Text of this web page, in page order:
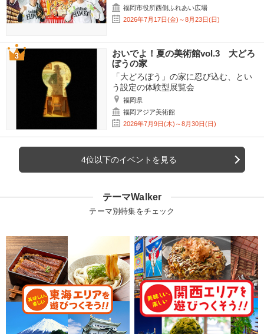
福岡市役所西側ふれあい広場
2026年7月17日(金)～8月23日(日)
おいでよ！夏の美術館vol.3 大どろ
ぼうの家
「大どろぼう」の家に忍び込む、とい
う設定の体験型展覧会
福岡県
福岡アジア美術館
2026年7月9日(木)～8月30日(日)
4位以下のイベントを見る
テーマWalker
テーマ別特集をチェック